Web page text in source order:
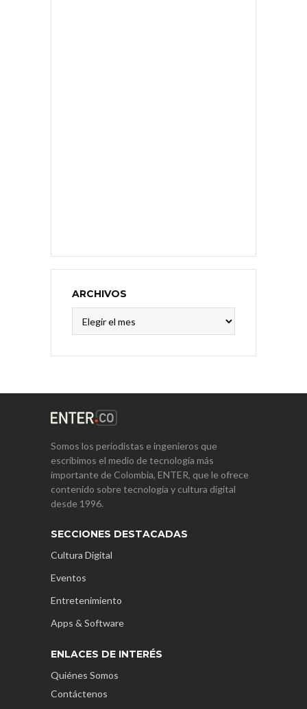
ARCHIVOS
Somos los periodistas e ingenieros que
escribimos el medio de tecnología más
importante de Colombia, ENTER, que le ofrece
contenido sobre tecnología y cultura digital
desde 1996.
SECCIONES DESTACADAS
Cultura Digital
Eventos
Entretenimiento
Apps & Software
ENLACES DE INTERÉS
Quiénes Somos
Contáctenos